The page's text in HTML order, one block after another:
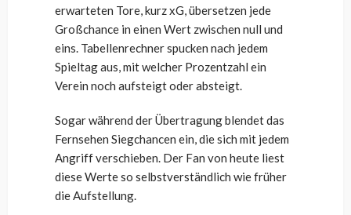
erwarteten Tore, kurz xG, übersetzen jede
Großchance in einen Wert zwischen null und
eins. Tabellenrechner spucken nach jedem
Spieltag aus, mit welcher Prozentzahl ein
Verein noch aufsteigt oder absteigt.
Sogar während der Übertragung blendet das
Fernsehen Siegchancen ein, die sich mit jedem
Angriff verschieben. Der Fan von heute liest
diese Werte so selbstverständlich wie früher
die Aufstellung.